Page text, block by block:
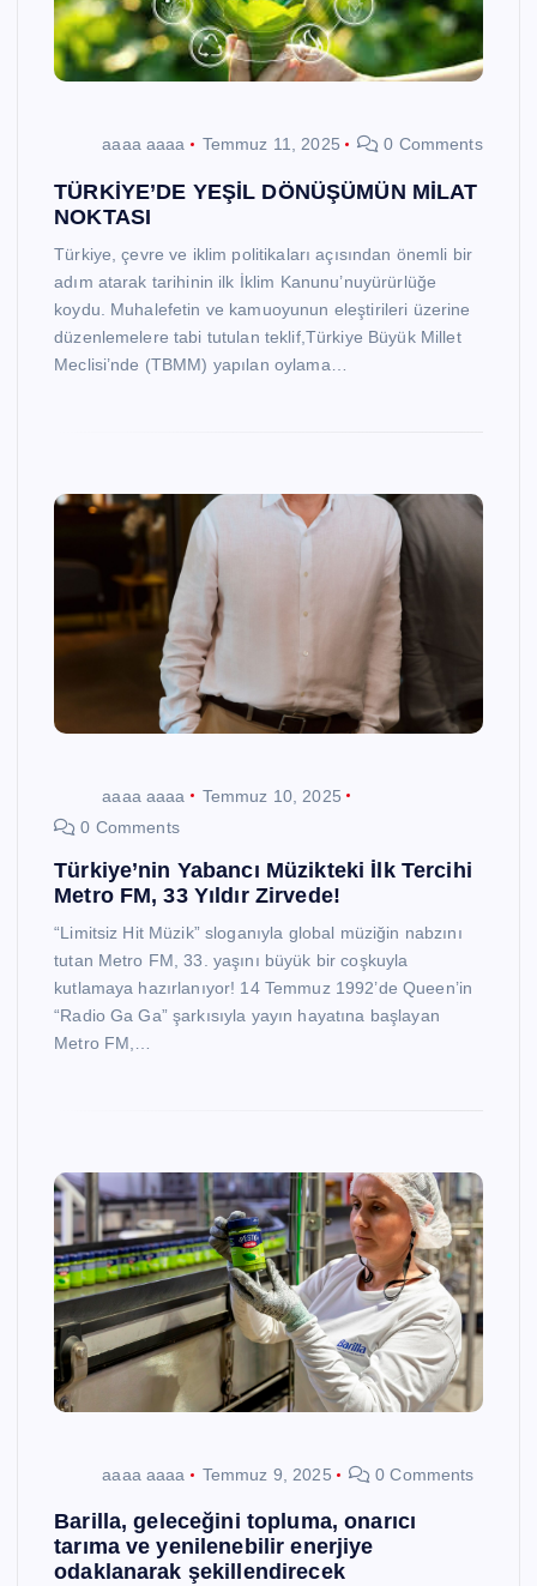
aaaa aaaa Temmuz 11, 2025 0 Comments
TÜRKİYE’DE YEŞİL DÖNÜŞÜMÜN MİLAT
NOKTASI
Türkiye, çevre ve iklim politikaları açısından önemli bir
adım atarak tarihinin ilk İklim Kanunu’nuyürürlüğe
koydu. Muhalefetin ve kamuoyunun eleştirileri üzerine
düzenlemelere tabi tutulan teklif,Türkiye Büyük Millet
Meclisi’nde (TBMM) yapılan oylama…
aaaa aaaa
Temmuz 10, 2025
0 Comments
Türkiye’nin Yabancı Müzikteki İlk Tercihi
Metro FM, 33 Yıldır Zirvede!
“Limitsiz Hit Müzik” sloganıyla global müziğin nabzını
tutan Metro FM, 33. yaşını büyük bir coşkuyla
kutlamaya hazırlanıyor! 14 Temmuz 1992’de Queen’in
“Radio Ga Ga” şarkısıyla yayın hayatına başlayan
Metro FM,…
aaaa aaaa Temmuz 9, 2025 0 Comments
Barilla, geleceğini topluma, onarıcı
tarıma ve yenilenebilir enerjiye
odaklanarak şekillendirecek